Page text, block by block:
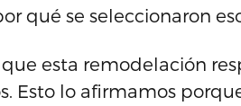
qué se seleccionaron
que esta remodelación
Esto lo afirmamos